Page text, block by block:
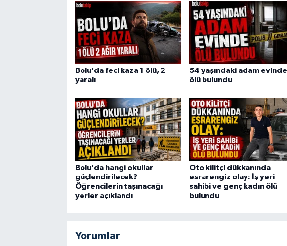
Bolu’da feci kaza 1 ölü, 2
yaralı
54 yaşındaki adam evinde
ölü bulundu
Bolu’da hangi okullar
güçlendirilecek?
Öğrencilerin taşınacağı
yerler açıklandı
Oto kilitçi dükkanında
esrarengiz olay: İş yeri
sahibi ve genç kadın ölü
bulundu
Yorumlar